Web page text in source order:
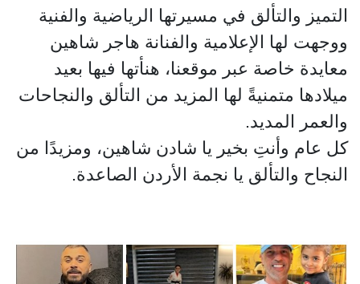
التميز والتألق في مسيرتها الرياضية والفنية
ووجهت لها الإعلامية والفنانة هاجر شاهين
معايدة خاصة عبر موقعنا، هنأتها فيها بعيد
ميلادها متمنيةً لها المزيد من التألق والنجاحات
والعمر المديد.
كل عام وأنتِ بخير يا شادن شاهين، ومزيدًا من
النجاح والتألق يا نجمة الأردن الصاعدة.